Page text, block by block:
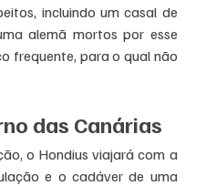
incluindo um casal de
alemã mortos por esse
frequente, para o qual não
das Canárias
o Hondius viajará com a
e o cadáver de uma